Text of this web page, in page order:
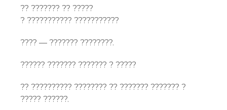
?? ??????? ?? ?????
? ??????????? ???????????
???? — ??????? ????????.
?????? ??????? ??????? ? ?????
?? ?????????? ???????? ?? ??????? ??????? ?
????? ??????.